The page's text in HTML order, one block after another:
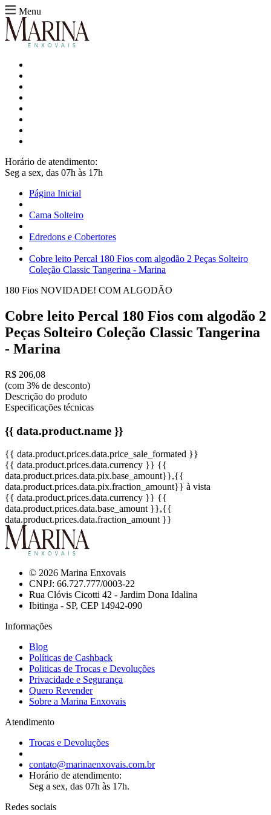
Menu
Horário de atendimento:
Seg a sex, das 07h às 17h
Página Inicial
Cama Solteiro
Edredons e Cobertores
Cobre leito Percal 180 Fios com algodão 2 Peças Solteiro
Coleção Classic Tangerina - Marina
180 Fios NOVIDADE! COM ALGODÃO
Cobre leito Percal 180 Fios com algodão 2
Peças Solteiro Coleção Classic Tangerina
- Marina
R$ 206,08
(com 3% de desconto)
Descrição do produto
Especificações técnicas
{{ data.product.name }}
{{ data.product.prices.data.price_sale_formated }}
{{ data.product.prices.data.currency }} {{
data.product.prices.data.pix.base_amount}},{{
data.product.prices.data.pix.fraction_amount}} à vista
{{ data.product.prices.data.currency }} {{
data.product.prices.data.base_amount }},{{
data.product.prices.data.fraction_amount }}
© 2026 Marina Enxovais
CNPJ: 66.727.777/0003-22
Rua Clóvis Cicotti 42 - Jardim Dona Idalina
Ibitinga - SP, CEP 14942-090
Informações
Blog
Políticas de Cashback
Politicas de Trocas e Devoluções
Privacidade e Segurança
Quero Revender
Sobre a Marina Enxovais
Atendimento
Trocas e Devoluções
contato@marinaenxovais.com.br
Horário de atendimento:
Seg a sex, das 07h às 17h.
Redes sociais